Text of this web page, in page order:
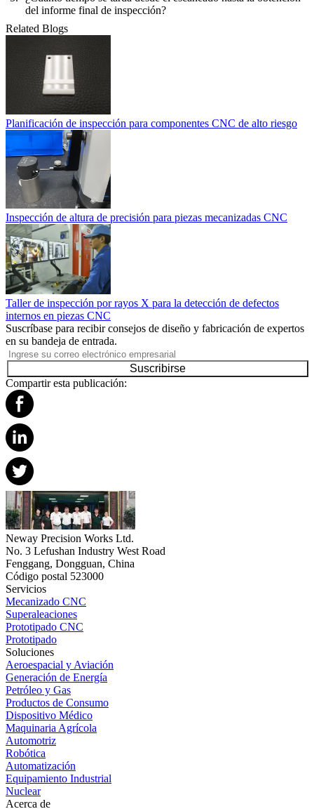
del informe final de inspección?
Related Blogs
Planificación de inspección para componentes CNC de alto riesgo
Inspección de altura de precisión para piezas mecanizadas CNC
Taller de inspección por rayos X para la detección de defectos
internos en piezas CNC
Suscríbase para recibir consejos de diseño y fabricación de expertos
en su bandeja de entrada.
Suscribirse
Compartir esta publicación:
Neway Precision Works Ltd.
No. 3 Lefushan Industry West Road
Fenggang, Dongguan, China
Código postal 523000
Servicios
Mecanizado CNC
Superaleaciones
Prototipado CNC
Prototipado
Soluciones
Aeroespacial y Aviación
Generación de Energía
Petróleo y Gas
Productos de Consumo
Dispositivo Médico
Maquinaria Agrícola
Automotriz
Robótica
Automatización
Equipamiento Industrial
Nuclear
Acerca de